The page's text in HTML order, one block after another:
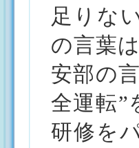
足りな
の言葉
安部の
全運転”
研修を